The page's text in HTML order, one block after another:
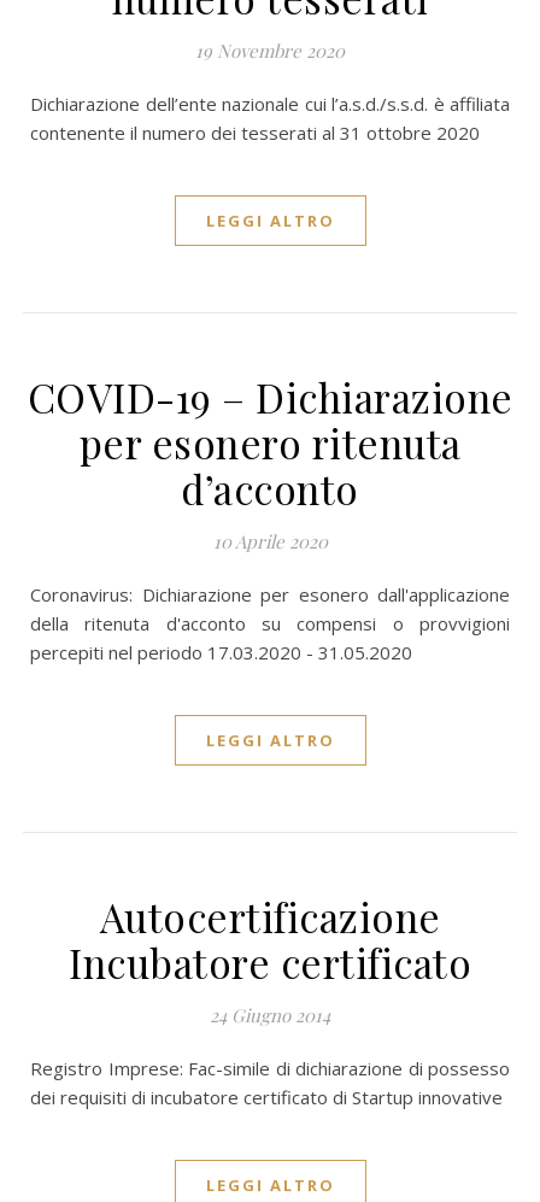
19 Novembre 2020
Dichiarazione dell’ente nazionale cui l’a.s.d./s.s.d. è affiliata
contenente il numero dei tesserati al 31 ottobre 2020
LEGGI ALTRO
COVID-19 – Dichiarazione
per esonero ritenuta
d’acconto
10 Aprile 2020
Coronavirus: Dichiarazione per esonero dall'applicazione
della ritenuta d'acconto su compensi o provvigioni
percepiti nel periodo 17.03.2020 - 31.05.2020
LEGGI ALTRO
Autocertificazione
Incubatore certificato
24 Giugno 2014
Registro Imprese: Fac-simile di dichiarazione di possesso
dei requisiti di incubatore certificato di Startup innovative
LEGGI ALTRO